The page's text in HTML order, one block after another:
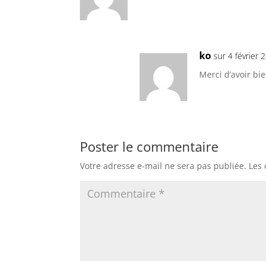
ko sur 4 février
Merci d’avoir
Poster le commentaire
Votre adresse e-mail ne sera pas publiée.